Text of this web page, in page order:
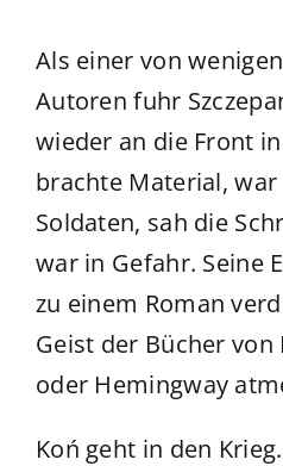
Als einer von
Autoren fuhr
wieder an die Front
brachte Material,
Soldaten, sah die
war in Gefahr. Seine
zu einem Roman
Geist der Bücher von
oder Hemingway
Koń geht in den